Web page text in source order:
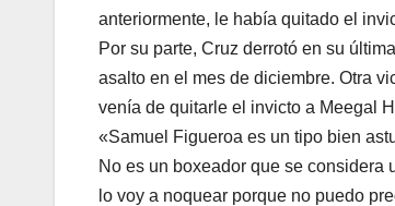
anteriormente, le había quitado el
Por su parte, Cruz derrotó en su
asalto en el mes de diciembre. Otra
venía de quitarle el invicto a Meegal
«Samuel Figueroa es un tipo bien
No es un boxeador que se considera
lo voy a noquear porque no puedo